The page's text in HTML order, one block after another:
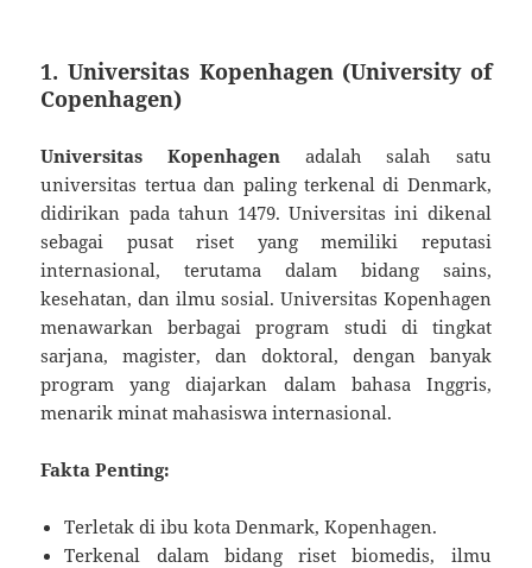
1. Universitas Kopenhagen (University of
Copenhagen)
Universitas Kopenhagen adalah salah satu
universitas tertua dan paling terkenal di Denmark,
didirikan pada tahun 1479. Universitas ini dikenal
sebagai pusat riset yang memiliki reputasi
internasional, terutama dalam bidang sains,
kesehatan, dan ilmu sosial. Universitas Kopenhagen
menawarkan berbagai program studi di tingkat
sarjana, magister, dan doktoral, dengan banyak
program yang diajarkan dalam bahasa Inggris,
menarik minat mahasiswa internasional.
Fakta Penting:
Terletak di ibu kota Denmark, Kopenhagen.
Terkenal dalam bidang riset biomedis, ilmu